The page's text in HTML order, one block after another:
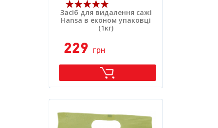
Засіб для видалення сажі
Hansa в економ упаковці
(1кг)
229 грн
Розфасовка: .